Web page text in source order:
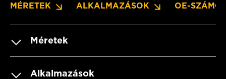
MÉRETEK ALKALMAZÁSOK OE-
Méretek
Alkalmazások